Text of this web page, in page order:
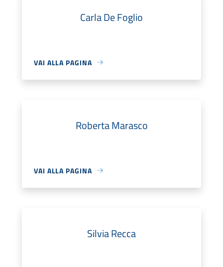
Carla De Foglio
VAI ALLA PAGINA
Roberta Marasco
VAI ALLA PAGINA
Silvia Recca